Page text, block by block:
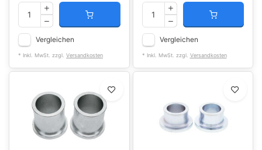
Vergleichen
* Inkl. MwSt. zzgl. Versandkosten
Vergleichen
* Inkl. MwSt. zzgl. Versandkosten